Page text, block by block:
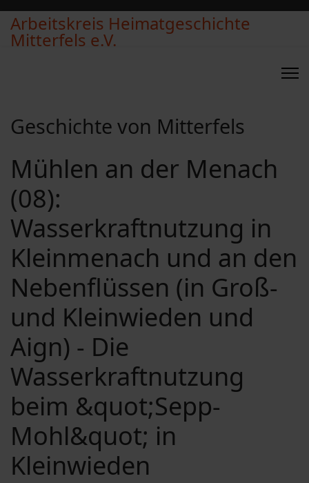
Arbeitskreis Heimatgeschichte
Mitterfels e.V.
Geschichte von Mitterfels
Mühlen an der Menach
(08):
Wasserkraftnutzung in
Kleinmenach und an den
Nebenflüssen (in Groß-
und Kleinwieden und
Aign) - Die
Wasserkraftnutzung
beim &quot;Sepp-
Mohl&quot; in
Kleinwieden